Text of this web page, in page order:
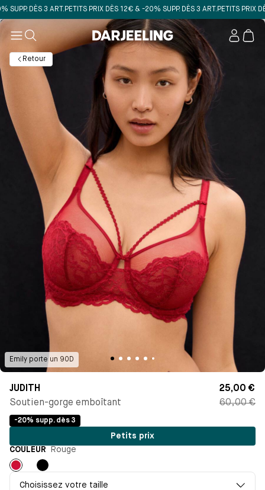
DÈS 3 ART.PETITS PRIX DÈS 12€ & -20% SUPP. DÈS 3 ART.PETITS PRIX DÈS
Mon
Retour
Emily porte un 90D
JUDITH
Soutien-gorge emboîtant
25,00 €
60,00 €
-20% supp. dès 3
Petits prix
COULEUR
Rouge
Rouge Noir
Choisissez votre taille